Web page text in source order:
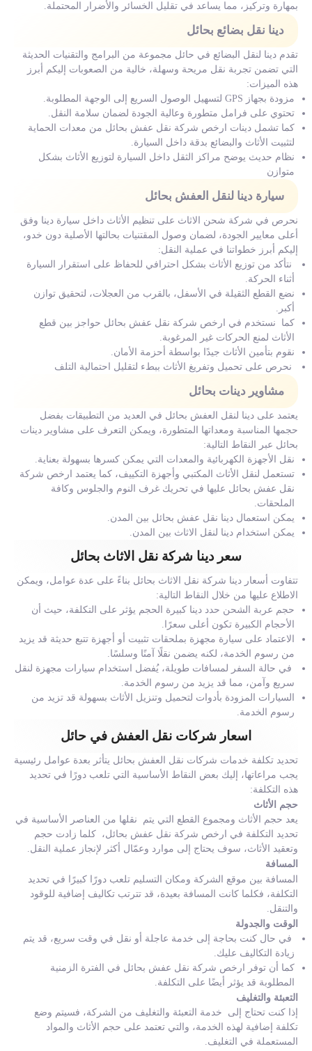
بمهارة وتركيز، مما يساعد في تقليل الخسائر والأضرار المحتملة.
دينا نقل بضائع بحائل
تقدم دينا لنقل البضائع في حائل مجموعة من البرامج والتقنيات الحديثة
التي تضمن تجربة نقل مريحة وسهلة، خالية من الصعوبات إليكم أبرز
هذه الميزات:
مزودة بجهاز GPS لتسهيل الوصول السريع إلى الوجهة المطلوبة.
تحتوي على فرامل متطورة وعالية الجودة لضمان سلامة النقل.
كما تشمل دينات ارخص شركة نقل عفش بحائل من معدات الحماية
لتثبيت الأثاث والبضائع بدقة داخل السيارة.
نظام حديث يوضح مراكز الثقل داخل السيارة لتوزيع الأثاث بشكل
متوازن
سيارة دينا لنقل العفش بحائل
نحرص في شركة شحن الاثاث على تنظيم الأثاث داخل سيارة دينا وفق
أعلى معايير الجودة، لضمان وصول المقتنيات بحالتها الأصلية دون خدو،
إليكم أبرز خطواتنا في عملية النقل:
نتأكد من توزيع الأثاث بشكل احترافي للحفاظ على استقرار السيارة
أثناء الحركة.
نضع القطع الثقيلة في الأسفل، بالقرب من العجلات، لتحقيق توازن
أكبر.
كما نستخدم في ارخص شركة نقل عفش بحائل حواجز بين قطع
الأثاث لمنع الحركات غير المرغوبة.
نقوم بتأمين الأثاث جيدًا بواسطة أحزمة الأمان.
نحرص على تحميل وتفريغ الأثاث ببطء لتقليل احتمالية التلف
مشاوير دينات بحائل
يعتمد على دينا لنقل العفش بحائل في العديد من التطبيقات بفضل
حجمها المناسبة ومعداتها المتطورة، ويمكن التعرف على مشاوير دينات
بحائل عبر النقاط التالية:
نقل الأجهزة الكهربائية والمعدات التي يمكن كسرها بسهولة بعناية.
تستعمل لنقل الأثاث المكتبي وأجهزة التكييف، كما يعتمد ارخص شركة
نقل عفش بحائل عليها في تحريك غرف النوم والجلوس وكافة
الملحقات.
يمكن استعمال دينا نقل عفش بحائل بين المدن.
يمكن استخدام دينا لنقل الاثاث بين المدن.
سعر دينا شركة نقل الاثاث بحائل
تتفاوت أسعار دينا شركة نقل الاثاث بحائل بناءً على عدة عوامل، ويمكن
الاطلاع عليها من خلال النقاط التالية:
حجم عربة الشحن حدد دينا كبيرة الحجم يؤثر على التكلفة، حيث أن
الأحجام الكبيرة تكون أعلى سعرًا.
الاعتماد على سيارة مجهزة بملحقات تثبيت أو أجهزة تتبع حديثة قد يزيد
من رسوم الخدمة، لكنه يضمن نقلًا آمنًا وسلسًا.
في حالة السفر لمسافات طويلة، يُفضل استخدام سيارات مجهزة لنقل
سريع وآمن، مما قد يزيد من رسوم الخدمة.
السيارات المزودة بأدوات لتحميل وتنزيل الأثاث بسهولة قد تزيد من
رسوم الخدمة.
اسعار شركات نقل العفش في حائل
تحديد تكلفة خدمات شركات نقل العفش بحائل يتأثر بعدة عوامل رئيسية
يجب مراعاتها، إليك بعض النقاط الأساسية التي تلعب دورًا في تحديد
هذه التكلفة:
حجم الأثاث
يعد حجم الأثاث ومجموع القطع التي يتم نقلها من العناصر الأساسية في
تحديد التكلفة في ارخص شركة نقل عفش بحائل، كلما زادت حجم
وتعقيد الأثاث، سوف يحتاج إلى موارد وعمّال أكثر لإنجاز عملية النقل.
المسافة
المسافة بين موقع الشركة ومكان التسليم تلعب دورًا كبيرًا في تحديد
التكلفة، فكلما كانت المسافة بعيدة، قد تترتب تكاليف إضافية للوقود
والتنقل.
الوقت والجدولة
في حال كنت بحاجة إلى خدمة عاجلة أو نقل في وقت سريع، قد يتم
زيادة التكاليف عليك.
كما أن توفر ارخص شركة نقل عفش بحائل في الفترة الزمنية
المطلوبة قد يؤثر أيضًا على التكلفة.
التعبئة والتغليف
إذا كنت تحتاج إلى خدمة التعبئة والتغليف من الشركة، فسيتم وضع
تكلفة إضافية لهذه الخدمة، والتي تعتمد على حجم الأثاث والمواد
المستعملة في التغليف.